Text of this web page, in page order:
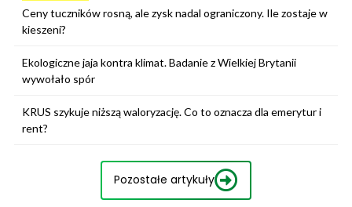
Ceny tuczników rosną, ale zysk nadal ograniczony. Ile zostaje w
kieszeni?
Ekologiczne jaja kontra klimat. Badanie z Wielkiej Brytanii
wywołało spór
KRUS szykuje niższą waloryzację. Co to oznacza dla emerytur i
rent?
Pozostałe artykuły